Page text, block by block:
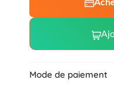
Mode de paiement